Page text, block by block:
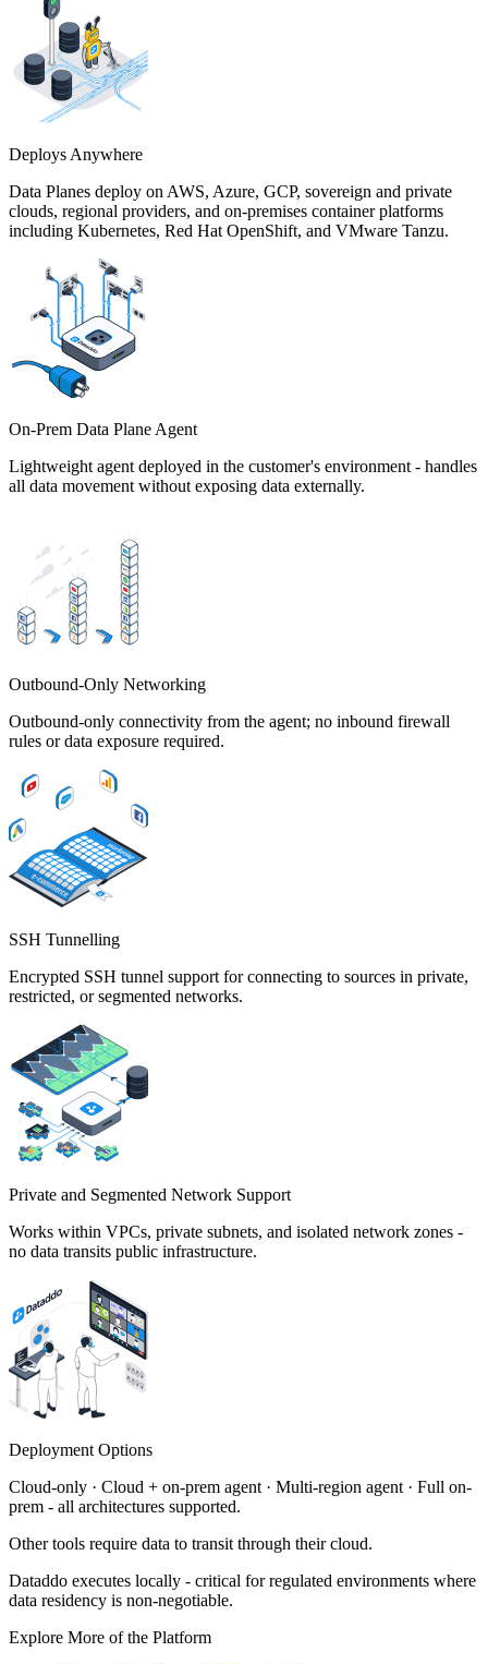
Deploys Anywhere
Data Planes deploy on AWS, Azure, GCP, sovereign and private
clouds, regional providers, and on-premises container platforms
including Kubernetes, Red Hat OpenShift, and VMware Tanzu.
On-Prem Data Plane Agent
Lightweight agent deployed in the customer's environment - handles
all data movement without exposing data externally.
Outbound-Only Networking
Outbound-only connectivity from the agent; no inbound firewall
rules or data exposure required.
SSH Tunnelling
Encrypted SSH tunnel support for connecting to sources in private,
restricted, or segmented networks.
Private and Segmented Network Support
Works within VPCs, private subnets, and isolated network zones -
no data transits public infrastructure.
Deployment Options
Cloud-only · Cloud + on-prem agent · Multi-region agent · Full on-
prem - all architectures supported.
Other tools require data to transit through their cloud.
Dataddo executes locally - critical for regulated environments where
data residency is non-negotiable.
Explore More of the Platform